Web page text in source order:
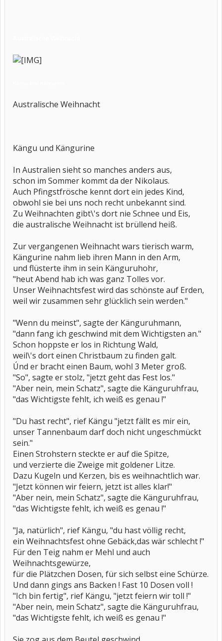
Australische Weihnacht
Kängu und Kängurine
In Australien sieht so manches anders aus,
schon im Sommer kommt da der Nikolaus.
Auch Pfingstfrösche kennt dort ein jedes Kind,
obwohl sie bei uns noch recht unbekannt sind.
Zu Weihnachten gibt\'s dort nie Schnee und Eis,
die australische Weihnacht ist brüllend heiß.
Zur vergangenen Weihnacht wars tierisch warm,
Kängurine nahm lieb ihren Mann in den Arm,
und flüsterte ihm in sein Känguruhohr,
"heut Abend hab ich was ganz Tolles vor.
Unser Weihnachtsfest wird das schönste auf Erden,
weil wir zusammen sehr glücklich sein werden."
"Wenn du meinst", sagte der Känguruhmann,
"dann fang ich geschwind mit dem Wichtigsten an."
Schon hoppste er los in Richtung Wald,
weil\'s dort einen Christbaum zu finden galt.
Únd er bracht einen Baum, wohl 3 Meter groß.
"So", sagte er stolz, "jetzt geht das Fest los."
"Aber nein, mein Schatz", sagte die Känguruhfrau,
"das Wichtigste fehlt, ich weiß es genau !"
"Du hast recht", rief Kängu "jetzt fällt es mir ein,
unser Tannenbaum darf doch nicht ungeschmückt
sein."
Einen Strohstern steckte er auf die Spitze,
und verzierte die Zweige mit goldener Litze.
Dazu Kugeln und Kerzen, bis es weihnachtlich war.
"Jetzt können wir feiern, jetzt ist alles klar!"
"Aber nein, mein Schatz", sagte die Känguruhfrau,
"das Wichtigste fehlt, ich weiß es genau !"
"Ja, natürlich", rief Kängu, "du hast völlig recht,
ein Weihnachtsfest ohne Gebäck,das wär schlecht !"
Für den Teig nahm er Mehl und auch
Weihnachtsgewürze,
für die Plätzchen Dosen, für sich selbst eine Schürze.
Und dann gings ans Backen ! Fast 10 Dosen voll !
"Ich bin fertig", rief Kängu, "jetzt feiern wir toll !"
"Aber nein, mein Schatz", sagte die Känguruhfrau,
"das Wichtigste fehlt, ich weiß es genau !"